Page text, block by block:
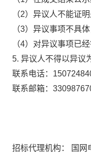
（2）异议人不能证
（3）异议事项不具
（4）对异议事项已
5. 异议人不得以异议
联系电话：
联系邮箱：
招标代理机构： 国网